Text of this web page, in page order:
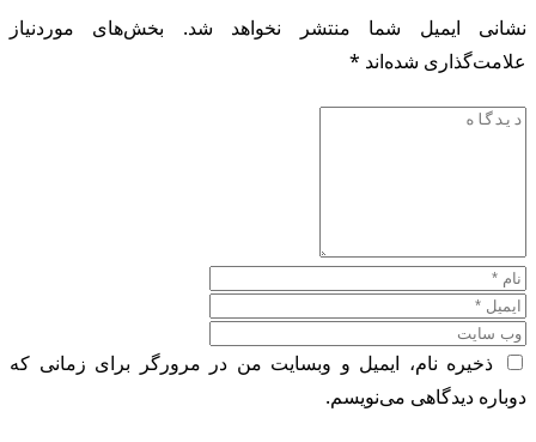
نشانی ایمیل شما منتشر نخواهد شد.
بخش‌های موردنیاز
علامت‌گذاری شده‌اند *
ذخیره نام، ایمیل و وبسایت من در مرورگر برای زمانی که
دوباره دیدگاهی می‌نویسم.